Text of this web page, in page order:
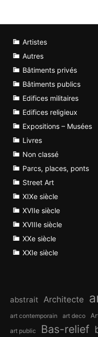
Artistes
Autres
Bâtiments privés
Bâtiments publics
Edifices militaires
Edifices religieux
Expositions – Musées
Livres
Non classé
Parcs, places, ponts
Street Art
XIXe siècle
XVIIe siècle
XVIIIe siècle
XXe siècle
XXIe siècle
abstrait Architecte
art contemporain art deco
art public Bas-relief